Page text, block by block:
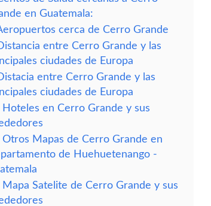
en Guatemala:
cerca de Cerro Grande
entre Cerro Grande y las
ciudades de Europa
entre Cerro Grande y las
ciudades de Europa
Hoteles en Cerro Grande y sus
Otros Mapas de Cerro Grande en
de Huehuetenango -
Mapa Satelite de Cerro Grande y sus